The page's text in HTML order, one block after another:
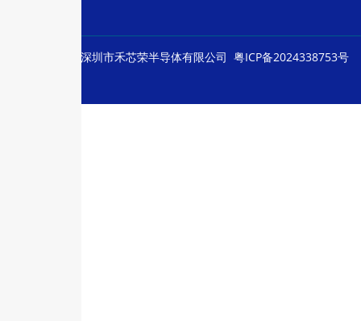
深圳市禾芯荣半导体有限公司 粤ICP备2024338753号